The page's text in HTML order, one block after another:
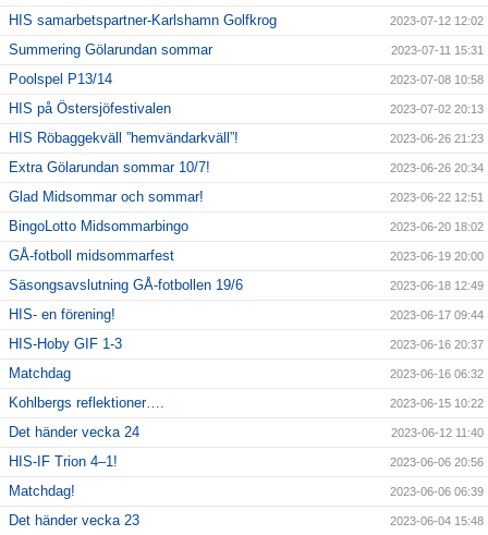
HIS samarbetspartner-Karlshamn Golfkrog 2023-07-12 12:02
Summering Gölarundan sommar 2023-07-11 15:31
Poolspel P13/14 2023-07-08 10:58
HIS på Östersjöfestivalen 2023-07-02 20:13
HIS Röbaggekväll ”hemvändarkväll”! 2023-06-26 21:23
Extra Gölarundan sommar 10/7! 2023-06-26 20:34
Glad Midsommar och sommar! 2023-06-22 12:51
BingoLotto Midsommarbingo 2023-06-20 18:02
GÅ-fotboll midsommarfest 2023-06-19 20:00
Säsongsavslutning GÅ-fotbollen 19/6 2023-06-18 12:49
HIS- en förening! 2023-06-17 09:44
HIS-Hoby GIF 1-3 2023-06-16 20:37
Matchdag 2023-06-16 06:32
Kohlbergs reflektioner…. 2023-06-15 10:22
Det händer vecka 24 2023-06-12 11:40
HIS-IF Trion 4–1! 2023-06-06 20:56
Matchdag! 2023-06-06 06:39
Det händer vecka 23 2023-06-04 15:48